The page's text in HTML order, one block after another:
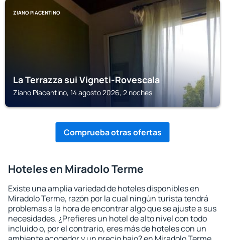
ZIANO PIACENTINO
La Terrazza sui Vigneti-Rovescala
Ziano Piacentino, 14 agosto 2026, 2 noches
Comprueba otras ofertas
Hoteles en Miradolo Terme
Existe una amplia variedad de hoteles disponibles en
Miradolo Terme, razón por la cual ningún turista tendrá
problemas a la hora de encontrar algo que se ajuste a sus
necesidades. ¿Prefieres un hotel de alto nivel con todo
incluido o, por el contrario, eres más de hoteles con un